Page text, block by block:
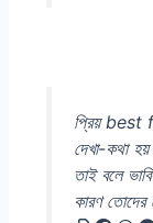
প্রিয় best
দেখা-কথা হয়
তাই বলে
কারণ